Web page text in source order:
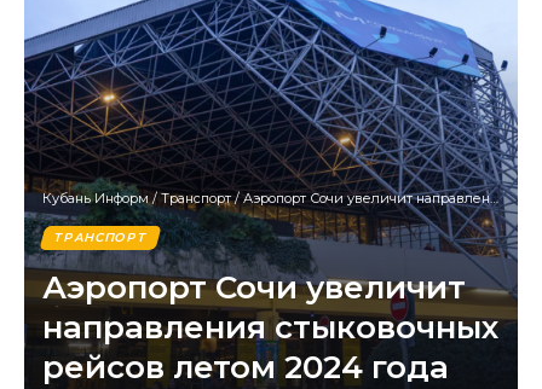
Кубань Информ/ Транспорт/Аэропорт Сочи увеличит направления стыковочных рейсов летом 2024 года
ТРАНСПОРТ
Аэропорт Сочи увеличит
направления стыковочных
рейсов летом 2024 года